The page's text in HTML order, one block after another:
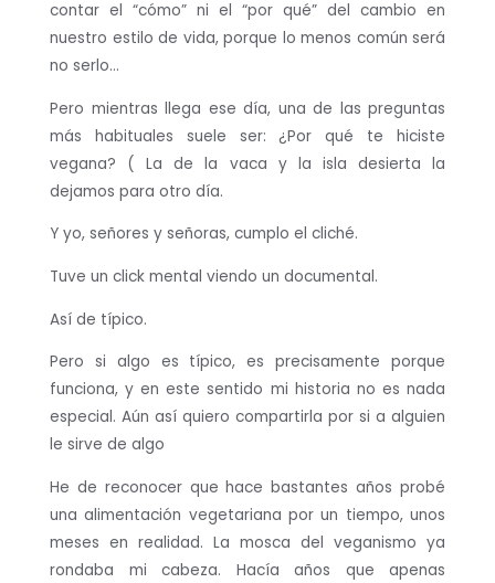
contar el “cómo” ni el “por qué” del cambio en
nuestro estilo de vida, porque lo menos común será
no serlo…
Pero mientras llega ese día, una de las preguntas
más habituales suele ser: ¿Por qué te hiciste
vegana? ( La de la vaca y la isla desierta la
dejamos para otro día.
Y yo, señores y señoras, cumplo el cliché.
Tuve un click mental viendo un documental.
Así de típico.
Pero si algo es típico, es precisamente porque
funciona, y en este sentido mi historia no es nada
especial. Aún así quiero compartirla por si a alguien
le sirve de algo
He de reconocer que hace bastantes años probé
una alimentación vegetariana por un tiempo, unos
meses en realidad. La mosca del veganismo ya
rondaba mi cabeza. Hacía años que apenas